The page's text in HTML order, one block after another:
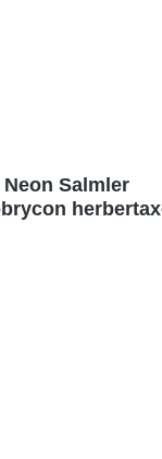
Salmler